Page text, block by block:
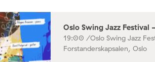
Oslo Swing Jazz Festival
19:00 /Oslo Swing Jazz
Forstanderskapsalen, Oslo